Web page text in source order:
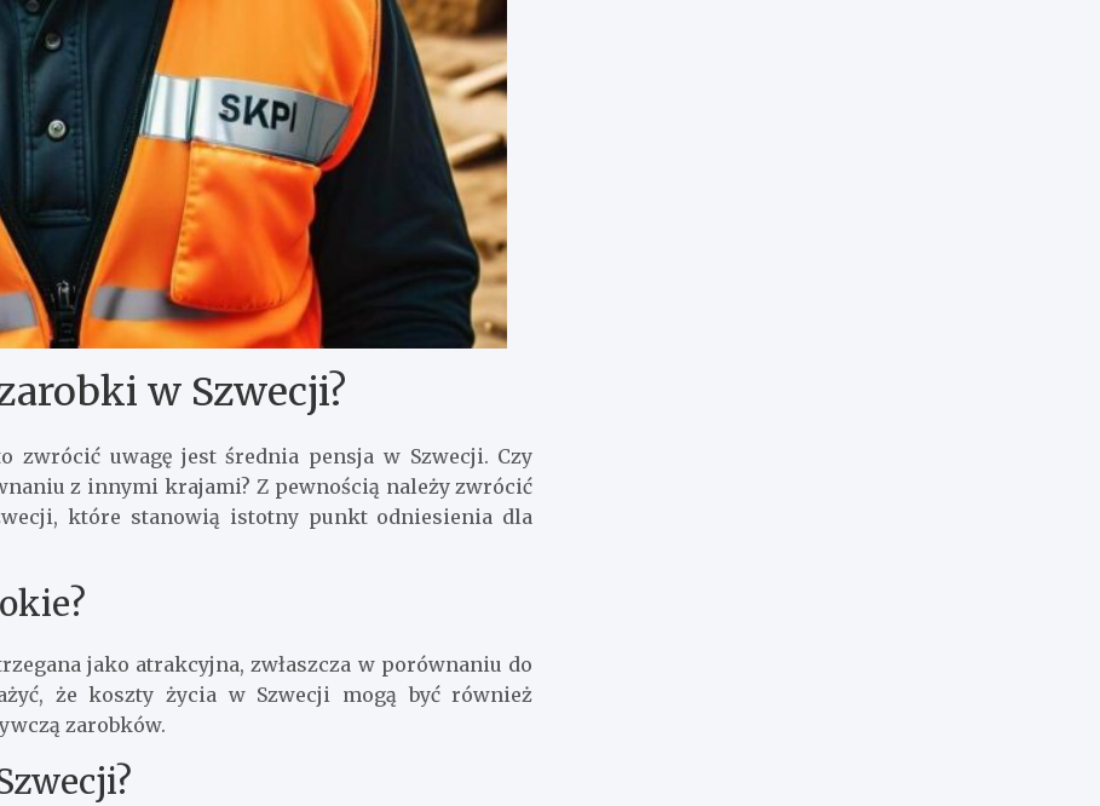
w Szwecji?
zwrócić uwagę jest średnia pensja w Szwecji. Czy
z innymi krajami? Z pewnością należy zwrócić
które stanowią istotny punkt odniesienia dla
jako atrakcyjna, zwłaszcza w porównaniu do
że koszty życia w Szwecji mogą być również
zarobków.